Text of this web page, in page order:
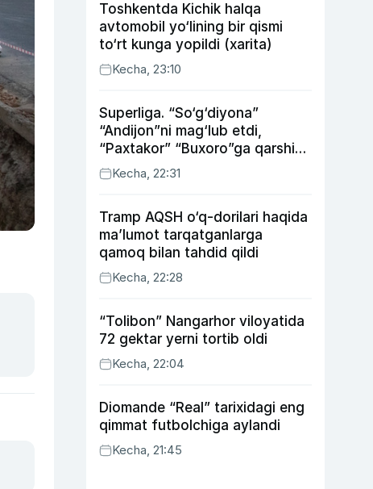
Toshkentda Kichik halqa
avtomobil yo‘lining bir qismi
to‘rt kunga yopildi (xarita)
Kecha, 23:10
Superliga. “So‘g‘diyona”
“Andijon”ni mag‘lub etdi,
“Paxtakor” “Buxoro”ga qarshi
bahsda g‘alabani qo‘ldan
chiqardi
Kecha, 22:31
Tramp AQSH o‘q-dorilari haqida
ma’lumot tarqatganlarga
qamoq bilan tahdid qildi
Kecha, 22:28
“Tolibon” Nangarhor viloyatida
72 gektar yerni tortib oldi
Kecha, 22:04
Diomande “Real” tarixidagi eng
qimmat futbolchiga aylandi
Kecha, 21:45